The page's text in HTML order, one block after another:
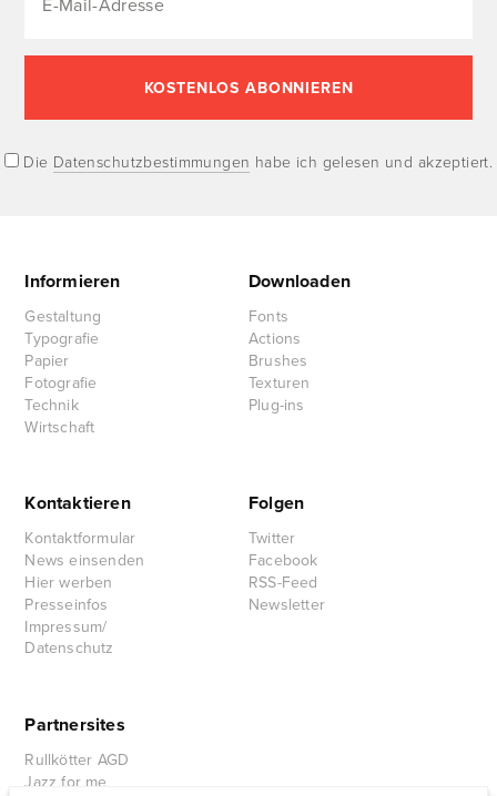
Die Datenschutzbestimmungen habe ich gelesen und akzeptiert.
Informieren
Gestaltung
Typografie
Papier
Fotografie
Technik
Wirtschaft
Downloaden
Fonts
Actions
Brushes
Texturen
Plug-ins
Kontaktieren
Kontaktformular
News einsenden
Hier werben
Presseinfos
Impressum/
Datenschutz
Folgen
Twitter
Facebook
RSS-Feed
Newsletter
Partnersites
Rullkötter AGD
Jazz for me